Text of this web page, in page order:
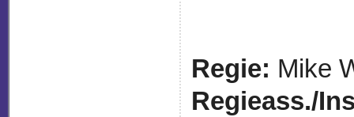
Regie: Mike
Regieass./